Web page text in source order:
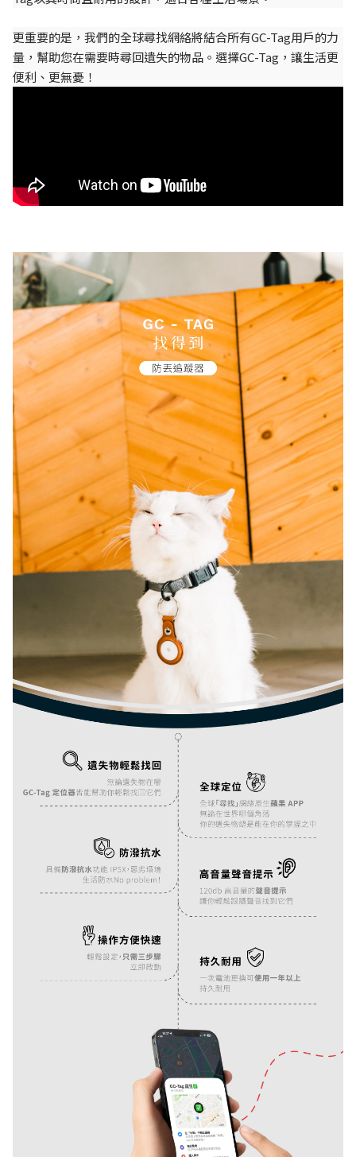
更重要的是，我們的全球尋找網絡將結合所有GC-Tag用戶的力
量，幫助您在需要時尋回遺失的物品。選擇GC-Tag，讓生活更
便利、更無憂！